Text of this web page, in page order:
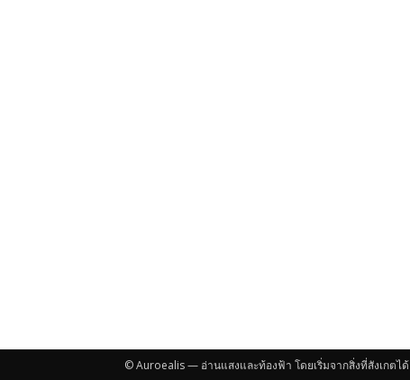
© Auroealis — อ่านแสงและท้องฟ้า โดยเริ่มจากสิ่งที่สังเกตได้